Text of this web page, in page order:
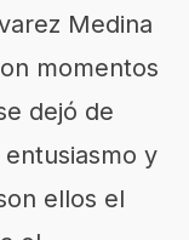
Medina
momentos
dejó de
y
ellos el